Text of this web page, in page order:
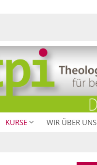
KURSE WIR ÜBER UNS